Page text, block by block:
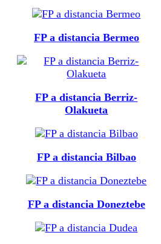
FP a distancia Bermeo
FP a distancia Berriz-
Olakueta
FP a distancia Bilbao
FP a distancia Doneztebe